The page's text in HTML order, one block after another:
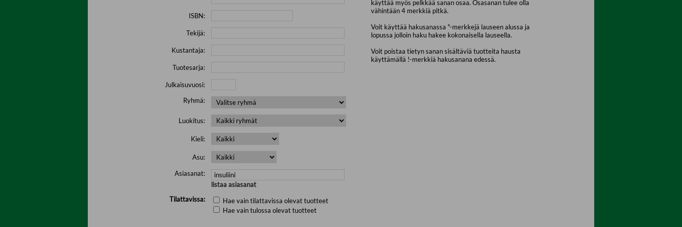
ISBN:
Tekijä:
Kustantaja:
Tuotesarja:
Julkaisuvuosi:
Ryhmä:
Luokitus:
Kieli:
Asu:
Asiasanat:
listaa asiasanat
Tilattavissa:
Hae vain tilattavissa olevat tuotteet
Hae vain tulossa olevat tuotteet
käyttää myös pelkkää sanan osaa. Osasanan tulee olla
vähintään 4 merkkiä pitkä.
Voit käyttää hakusanassa "-merkkejä lauseen alussa ja
lopussa jolloin haku hakee kokonaisella lauseella.
Voit poistaa tietyn sanan sisältäviä tuotteita hausta
käyttämällä !-merkkiä hakusanana edessä.